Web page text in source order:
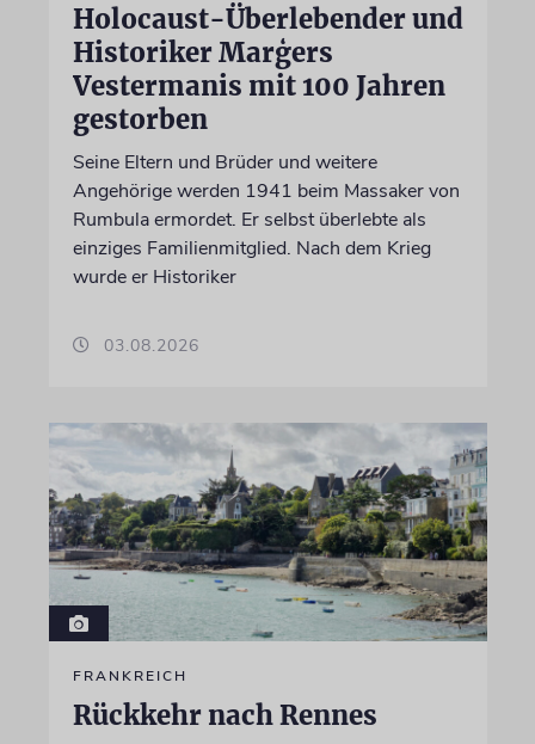
Holocaust-Überlebender und
Historiker Marģers
Vestermanis mit 100 Jahren
gestorben
Seine Eltern und Brüder und weitere
Angehörige werden 1941 beim Massaker von
Rumbula ermordet. Er selbst überlebte als
einziges Familienmitglied. Nach dem Krieg
wurde er Historiker
03.08.2026
FRANKREICH
Rückkehr nach Rennes